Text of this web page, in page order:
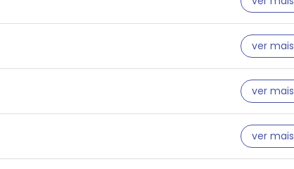
ver mais
ver mais
ver mais